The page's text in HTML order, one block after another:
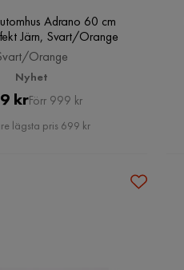
Adrano 60 cm
Järn, Svart/Orange
Orange
Nyhet
Pris
krOriginal
Pris
Förr 999 kr
lägsta pris 699 kr